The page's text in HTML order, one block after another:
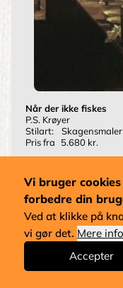
Når der ikke fiskes
P.S. Krøyer
Stilart:
Pris fra
5.680 kr.
Vi bruger
forbedre din
Ved at klikke på
vi gør det. Mere
Accepter